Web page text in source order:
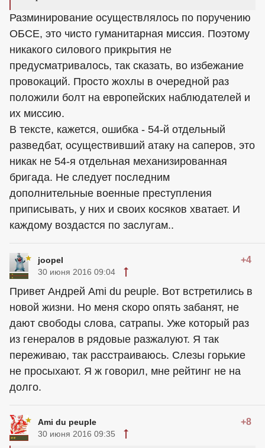
Разминирование осуществлялось по поручению
ОБСЕ, это чисто гуманитарная миссия. Поэтому
никакого силового прикрытия не
предусматривалось, так сказать, во избежание
провокаций. Просто жохлы в очередной раз
положили болт на европейских наблюдателей и
их миссию.
В тексте, кажется, ошибка - 54-й отдельный
разведбат, осуществивший атаку на саперов, это
никак не 54-я отдельная механизированная
бригада. Не следует последним
дополнительные военные преступления
приписывать, у них и своих косяков хватает. И
каждому воздастся по заслугам..
joopel +4
30 июня 2016 09:04
Привет Андрей Ami du peuple. Вот встретились в
новой жизни. Но меня скоро опять забанят, не
дают свободы слова, сатрапы. Уже который раз
из генералов в рядовые разжалуют. Я так
переживаю, так расстраиваюсь. Слезы горькие
не просыхают. Я ж говорил, мне рейтинг не на
долго.
Ami du peuple +8
30 июня 2016 09:35